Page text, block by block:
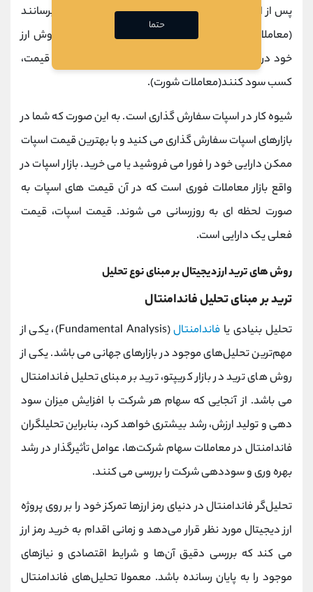
پس از اینکه قیمت آن بالا رفت در بازار اسپات به فروش برسانند
(معاملات لانگ). همچنین معامله گران می توانند با فروش ارز
خود در این بازار و خرید مجدد آن ها، به محض کاهش قیمت،
کسب سود کنند(معاملات شورت).
شیوه کار در اسپات سفارش گذاری است. به این صورت که شما در
بازارهای اسپات سفارش ‌گذاری می کنید و با بهترین قیمت اسپات
ممکن دارایی خود را فورا می فروشید یا می خرید. بازار اسپات در
واقع بازار معاملات فوری است که در آن قیمت ‌های اسپات به
صورت لحظه ای به‌ روزرسانی می شوند. قیمت اسپات، قیمت
فعلی یک دارایی است.
روش های ترید ارز دیجیتال بر مبنای نوع تحلیل
ترید بر مبنای تحلیل فاندامنتال
تحلیل بنیادی یا فاندامنتال
(Fundamental Analysis)، یکی از
مهم‌ترین تحلیل‌های موجود در بازارهای جهانی می باشد. یکی از
روش های ترید در بازار کریپتو، ترید بر مبنای تحلیل فاندامنتال
می باشد. از آنجایی که سهام هر شرکت با افزایش میزان سود
دهی و تولید ارزش، رشد بیشتری خواهد کرد، بنابراین تحلیلگران
فاندامنتال در معاملات سهام شرکت‌ها، عوامل تأثیرگذار در رشد
بهره ‌وری و سوددهی شرکت را بررسی می کنند.
تحلیل‌گر فاندامنتال در دنیای رمز ارزها تمرکز خود را بر روی پروژه
ارز دیجیتال مورد نظر قرار می‌دهد و زمانی اقدام به خرید رمز ارز
می کند که بررسی دقیق آن‌ها و شرایط اقتصادی و نیازهای
موجود را به پایان رسانده باشد. معمولا تحلیل‌های فاندامنتال
حتما